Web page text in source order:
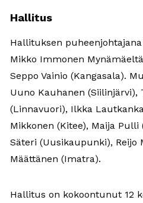
Hallitus
Hallituksen
Mikko Immonen
Seppo Vainio (Kangasala).
Uuno Kauhanen (Siilinjärvi),
(Linnavuori), Ilkka
Mikkonen (Kitee), Maija
Säteri (Uusikaupunki), Reijo
Määttänen (Imatra).
Hallitus on kokoontunut 12